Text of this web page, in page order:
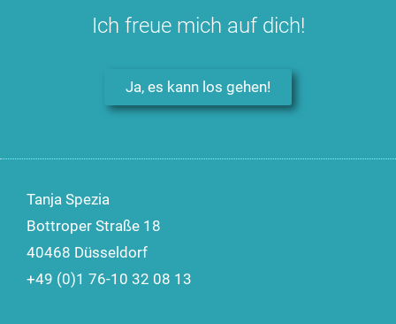
Ich freue mich auf dich!
Ja, es kann los gehen!
Tanja Spezia
Bottroper Straße 18
40468 Düsseldorf
+49 (0)1 76-10 32 08 13